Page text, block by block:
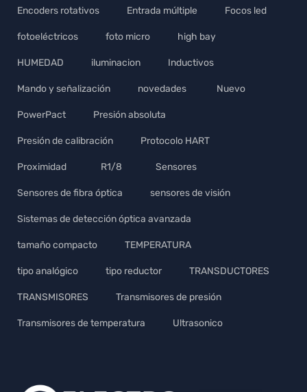
Encoders rotativos Entrada múltiple Focos led
fotoeléctricos foto micro high bay
HUMEDAD iluminacion Inductivos
Mando y señalización novedades Nuevo
PowerPact Presión absoluta
Presión de calibración Protocolo HART
Proximidad R1/8 Sensores
Sensores de fibra óptica sensores de visión
Sistemas de detección óptica avanzada
tamaño compacto TEMPERATURA
tipo analógico tipo reductor TRANSDUCTORES
TRANSMISORES Transmisores de presión
Transmisores de temperatura Ultrasonico